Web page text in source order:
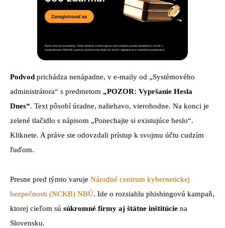
Podvod prichádza nenápadne, v e-maily od „Systémového
administrátora“ s predmetom „POZOR: Vypršanie Hesla
Dnes“. Text pôsobí úradne, naliehavo, vierohodne. Na konci je
zelené tlačidlo s nápisom „Ponechajte si existujúce heslo“.
Kliknete. A práve ste odovzdali prístup k svojmu účtu cudzím
ľuďom.
Presne pred týmto varuje Národné centrum kybernetickej
bezpečnosti (NCKB) NBÚ. Ide o rozsiahlu phishingovú kampaň,
ktorej cieľom sú súkromné firmy aj štátne inštitúcie na
Slovensku.